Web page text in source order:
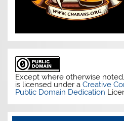
Except where otherwise
is licensed under aCreative
Public Domain Dedication